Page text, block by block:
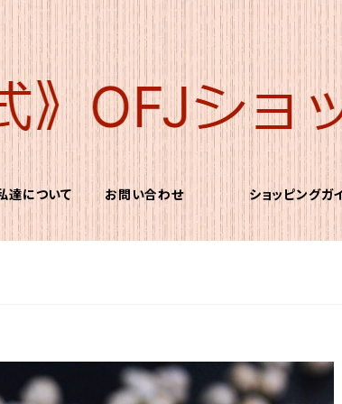
達について お問い合わせ ショッピングガ